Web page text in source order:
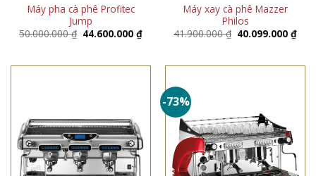
Máy pha cà phê Profitec
Jump
50.000.000₫ Giá
gốc
44.600.000₫Giá
44.600.000 ₫.
Máy xay cà phê Mazzer
Philos
41.900.000₫ Giá
gốc
40.099.000₫Giá
-73%